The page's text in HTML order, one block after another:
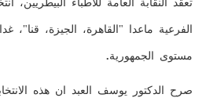
تعقد النقابة العامة للأطباء البيطريين،
مستوى الجمهورية.
صرح الدكتور يوسف العبد ان هذه